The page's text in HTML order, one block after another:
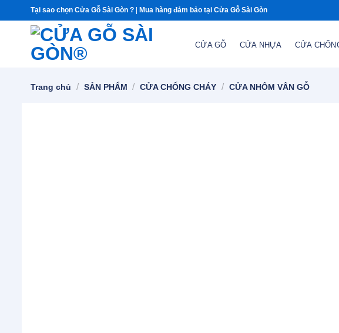
Chuyển
đến
Tại sao chọn Cửa Gỗ Sài Gòn ? Mua hàng đảm bảo tại Cửa Gỗ Sài Gòn
CỬA GỖ CỬA NHỰA CỬA
Trang chủ / SẢN PHẨM / CỬA CHỐNG CHÁY / CỬA NHÔM VÂN GỖ